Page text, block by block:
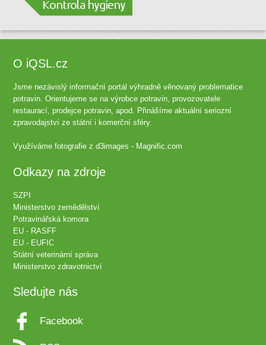
O iQSL.cz
Jsme nezávislý informační portál výhradně věnovaný problematice
potravin. Orientujeme se na výrobce potravin, provozovatele
restaurací, prodejce potravin, apod. Přinášíme aktuální seriozní
zpravodajství ze státní i komerční sféry.
Využíváme fotografie zd3images - Magnific.com
Odkazy na zdroje
SZPI
Ministerstvo zemědělství
Potravinářská komora
EU - RASFF
EU - EUFIC
Státní veterinární správa
Ministerstvo zdravotnictví
Sledujte nás
Facebook